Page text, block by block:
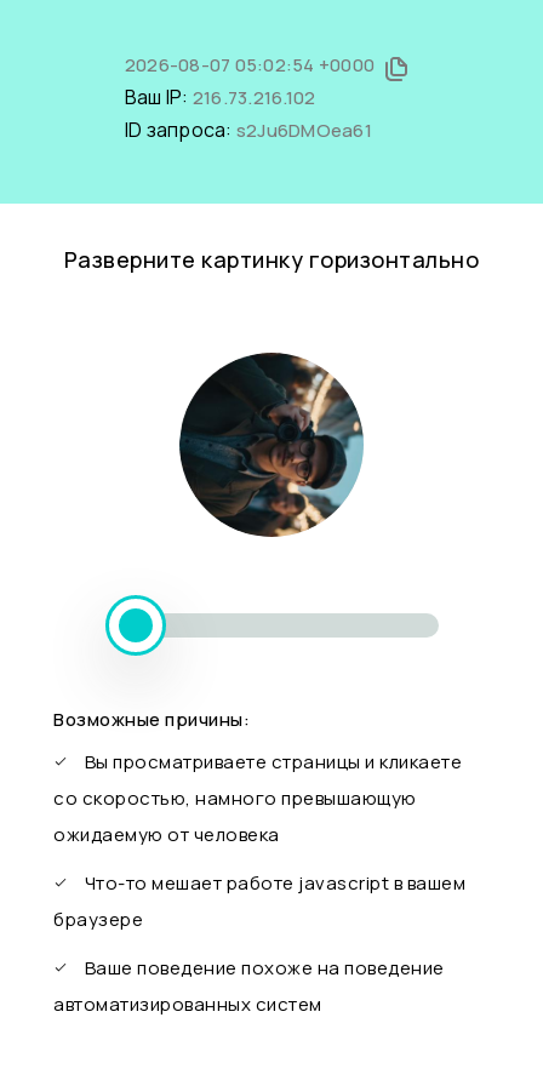
2026-08-07 05:02:54 +0000
Ваш IP: 216.73.216.102
ID запроса: s2Ju6DMOea61
Разверните картинку горизонтально
Возможные причины:
Вы просматриваете страницы и кликаете
со скоростью, намного превышающую
ожидаемую от человека
Что-то мешает работе javascript в вашем
браузере
Ваше поведение похоже на поведение
автоматизированных систем